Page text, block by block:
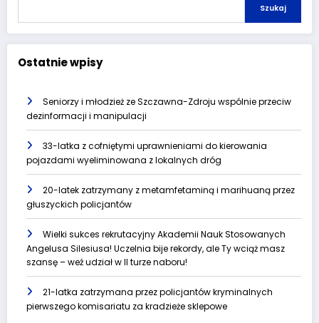
Szukaj
Ostatnie wpisy
Seniorzy i młodzież ze Szczawna-Zdroju wspólnie przeciw
dezinformacji i manipulacji
33-latka z cofniętymi uprawnieniami do kierowania
pojazdami wyeliminowana z lokalnych dróg
20-latek zatrzymany z metamfetaminą i marihuaną przez
głuszyckich policjantów
Wielki sukces rekrutacyjny Akademii Nauk Stosowanych
Angelusa Silesiusa! Uczelnia bije rekordy, ale Ty wciąż masz
szansę – weź udział w II turze naboru!
21-latka zatrzymana przez policjantów kryminalnych
pierwszego komisariatu za kradzieże sklepowe